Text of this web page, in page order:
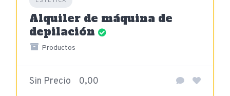
Alquiler de máquina de
depilación
Productos
Sin Precio 0,00